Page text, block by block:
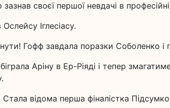
своєї першої невдачі в
Іглесіасу.
Гофф завдала поразки Соболенко і
Аріну в Ер-Ріяді і тепер
відома перша фіналістка